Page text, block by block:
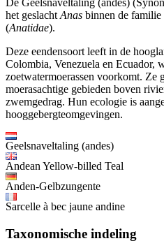
De Geelsnaveltaling (andes)
het geslacht Anas binnen de familie
(Anatidae).
Deze eendensoort leeft in de
Colombia, Venezuela en Ecuador,
zoetwatermoerassen voorkomt. Ze
moerasachtige gebieden boven
zwemgedrag. Hun ecologie is
hooggebergteomgevingen.
Geelsnaveltaling (andes)
Andean Yellow-billed Teal
Anden-Gelbzungente
Sarcelle à bec jaune andine
Taxonomische indeling